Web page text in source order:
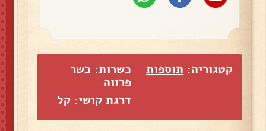
קטגוריה: תוספות
כשרות: כשר
פרווה
דרגת קושי: קל